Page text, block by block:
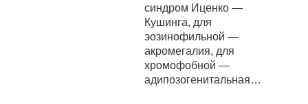
синдром Иценко —
Кушинга, для
эозинофильной —
акромегалия, для
хромофобной —
адипозогенитальная…